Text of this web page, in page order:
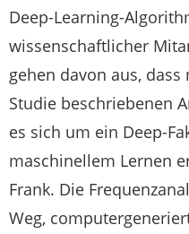
Deep-Learning-
wissenschaftlicher
gehen davon aus,
Studie beschriebenen
es sich um ein Deep-
maschinellem Lernen
Frank. Die
Weg,